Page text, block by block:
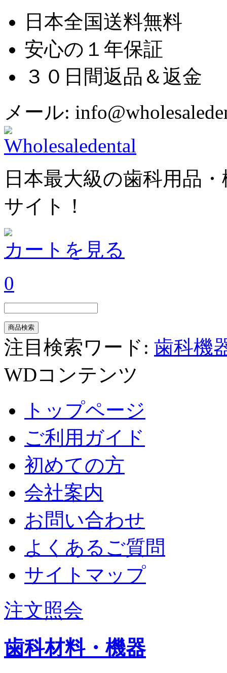
日本全国送料無料
安心の１年保証
３０日間返品＆返金
メール:
日本最大級の歯科用品
サイト！
カートを見る
0
注目検索ワード: 歯科機
WDコンテンツ
トップページ
ご利用ガイド
初めての方
会社案内
お問い合わせ
よくあるご質問
サイトマップ
注文照会
歯科材料・機器